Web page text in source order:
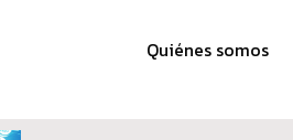
Quiénes somos